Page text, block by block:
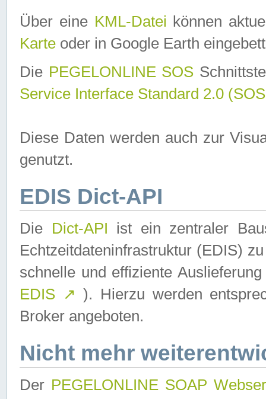
Über eine KML-Datei können
Karte oder in Google Earth
Die PEGELONLINE SOS
Service Interface Standard 2.0
Diese Daten werden auch zur
genutzt.
EDIS Dict-API
Die Dict-API ist ein zentraler
Echtzeitdateninfrastruktur (EDIS)
schnelle und effiziente
EDIS ↗ ). Hierzu werden
Broker angeboten.
Nicht mehr
Der PEGELONLINE SOAP